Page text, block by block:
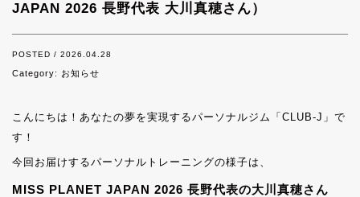
JAPAN 2026 長野代表 大川真穂さん）
POSTED / 2026.04.28
Category: お知らせ
こんにちは！あなたの夢を実現するパーソナルジム「CLUB-J」で
す！
今回お届けするパーソナルトレーニングの様子は、
MISS PLANET JAPAN 2026 長野代表の大川真穂さん